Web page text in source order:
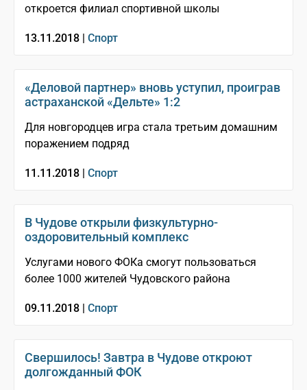
откроется филиал спортивной школы
13.11.2018 | Спорт
«Деловой партнер» вновь уступил, проиграв
астраханской «Дельте» 1:2
Для новгородцев игра стала третьим домашним
поражением подряд
11.11.2018 | Спорт
В Чудове открыли физкультурно-
оздоровительный комплекс
Услугами нового ФОКа смогут пользоваться
более 1000 жителей Чудовского района
09.11.2018 | Спорт
Свершилось! Завтра в Чудове откроют
долгожданный ФОК